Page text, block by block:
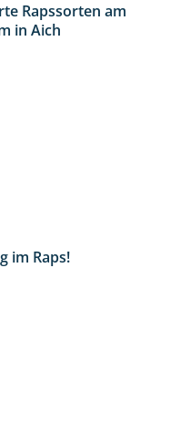
Rapssorten am
in Aich
im Raps!